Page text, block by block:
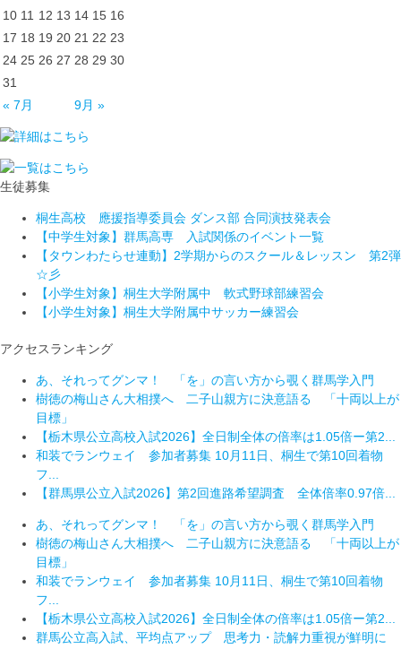
10 11 12 13 14 15 16
17 18 19 20 21 22 23
24 25 26 27 28 29 30
31
« 7月
9月 »
生徒募集
桐生高校 應援指導委員会 ダンス部 合同演技発表会
【中学生対象】群馬高専 入試関係のイベント一覧
【タウンわたらせ連動】2学期からのスクール＆レッスン 第2弾
☆彡
【小学生対象】桐生大学附属中 軟式野球部練習会
【小学生対象】桐生大学附属中サッカー練習会
アクセスランキング
あ、それってグンマ！ 「を」の言い方から覗く群馬学入門
樹徳の梅山さん大相撲へ 二子山親方に決意語る 「十両以上が
目標」
【栃木県公立高校入試2026】全日制全体の倍率は1.05倍ー第2...
和装でランウェイ 参加者募集 10月11日、桐生で第10回着物
フ...
【群馬県公立入試2026】第2回進路希望調査 全体倍率0.97倍...
あ、それってグンマ！ 「を」の言い方から覗く群馬学入門
樹徳の梅山さん大相撲へ 二子山親方に決意語る 「十両以上が
目標」
和装でランウェイ 参加者募集 10月11日、桐生で第10回着物
フ...
【栃木県公立高校入試2026】全日制全体の倍率は1.05倍ー第2...
群馬公立高入試、平均点アップ 思考力・読解力重視が鮮明に